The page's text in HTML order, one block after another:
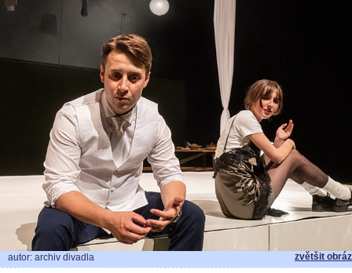
autor: archiv divadla zvětšit